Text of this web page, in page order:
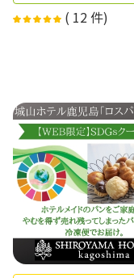
( 12 件)